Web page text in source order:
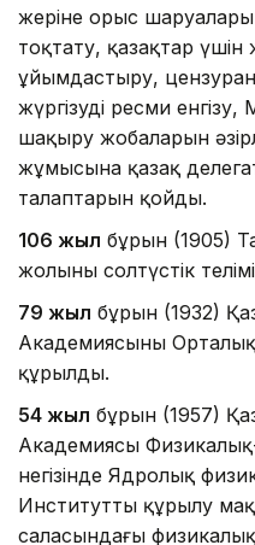
жеріне орыс
тоқтату, қазақтар
ұйымдастыру,
жүргізуді ресми
шақыру жобаларын
жұмысына қазақ
талаптарын қойды.
106 жыл бұрын (1905)
жолының солтүстік
79 жыл бұрын (1932)
Академиясының
құрылды.
54 жыл бұрын (1957)
Академиясы
негізінде Ядролық
Институттың құрылу
саласындағы